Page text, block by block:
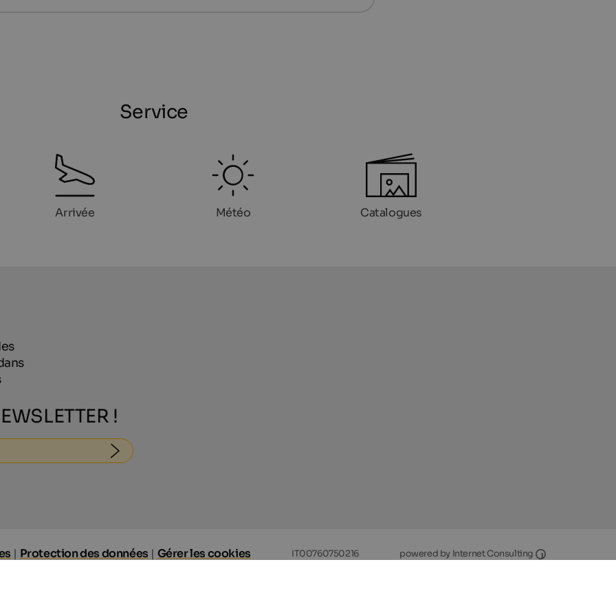
Service
Arrivée Météo Catalogues
!
| Protection des données | Gérer les cookies IT00760750216 powered by Internet Consulting Internet